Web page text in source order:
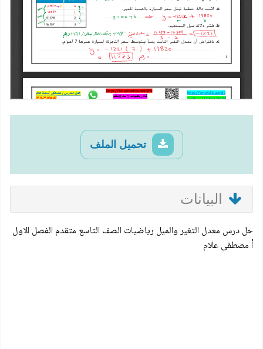
تحميل الملف
البيانات
حل درس معدل التغير والميل رياضيات الصف التاسع متقدم الفصل الاول
أ مصطفى علام